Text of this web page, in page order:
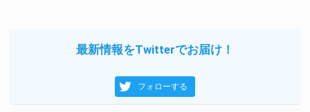
最新情報をTwitterでお届け！
フォローする